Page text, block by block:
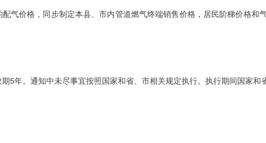
气价格，同步制定本县、市内管道燃气终端销售价格，居民阶梯价格和
5年。通知中未尽事宜按照国家和省、市相关规定执行。执行期间国家和